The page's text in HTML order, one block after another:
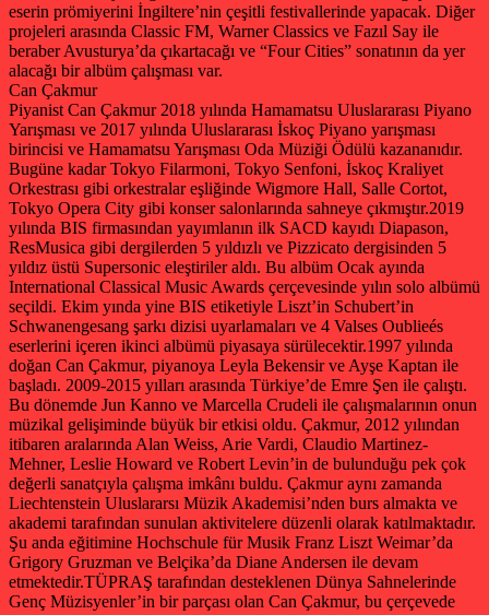
eserin prömiyerini İngiltere’nin çeşitli festivallerinde yapacak. Diğer
projeleri arasında Classic FM, Warner Classics ve Fazıl Say ile
beraber Avusturya’da çıkartacağı ve “Four Cities” sonatının da yer
alacağı bir albüm çalışması var.
Can Çakmur
Piyanist Can Çakmur 2018 yılında Hamamatsu Uluslararası Piyano
Yarışması ve 2017 yılında Uluslararası İskoç Piyano yarışması
birincisi ve Hamamatsu Yarışması Oda Müziği Ödülü kazananıdır.
Bugüne kadar Tokyo Filarmoni, Tokyo Senfoni, İskoç Kraliyet
Orkestrası gibi orkestralar eşliğinde Wigmore Hall, Salle Cortot,
Tokyo Opera City gibi konser salonlarında sahneye çıkmıştır.2019
yılında BIS firmasından yayımlanın ilk SACD kayıdı Diapason,
ResMusica gibi dergilerden 5 yıldızlı ve Pizzicato dergisinden 5
yıldız üstü Supersonic eleştiriler aldı. Bu albüm Ocak ayında
International Classical Music Awards çerçevesinde yılın solo albümü
seçildi. Ekim yında yine BIS etiketiyle Liszt’in Schubert’in
Schwanengesang şarkı dizisi uyarlamaları ve 4 Valses Oublieés
eserlerini içeren ikinci albümü piyasaya sürülecektir.1997 yılında
doğan Can Çakmur, piyanoya Leyla Bekensir ve Ayşe Kaptan ile
başladı. 2009-2015 yılları arasında Türkiye’de Emre Şen ile çalıştı.
Bu dönemde Jun Kanno ve Marcella Crudeli ile çalışmalarının onun
müzikal gelişiminde büyük bir etkisi oldu. Çakmur, 2012 yılından
itibaren aralarında Alan Weiss, Arie Vardi, Claudio Martinez-
Mehner, Leslie Howard ve Robert Levin’in de bulunduğu pek çok
değerli sanatçıyla çalışma imkânı buldu. Çakmur aynı zamanda
Liechtenstein Uluslararsı Müzik Akademisi’nden burs almakta ve
akademi tarafından sunulan aktivitelere düzenli olarak katılmaktadır.
Şu anda eğitimine Hochschule für Musik Franz Liszt Weimar’da
Grigory Gruzman ve Belçika’da Diane Andersen ile devam
etmektedir.TÜPRAŞ tarafından desteklenen Dünya Sahnelerinde
Genç Müzisyenler’in bir parçası olan Can Çakmur, bu çerçevede